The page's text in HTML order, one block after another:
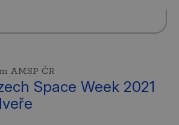
AMSP ČR
Space Week 2021